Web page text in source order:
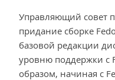
Управляющий совет
придание сборке
базовой редакции
уровню поддержки с
образом, начиная с